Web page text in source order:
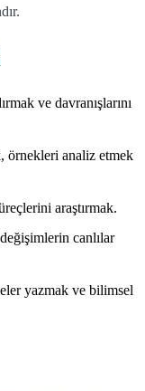
ve davranışlarını
örnekleri analiz etmek
araştırmak.
canlılar
yazmak ve bilimsel